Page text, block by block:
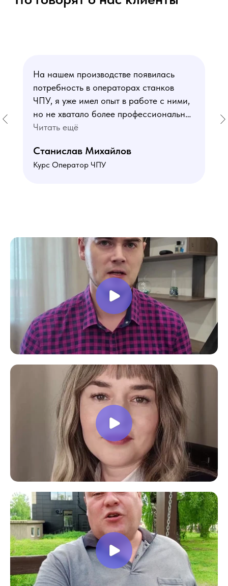
На нашем производстве появилась
потребность в операторах станков
ЧПУ, я уже имел опыт в работе с ними,
но не хватало более профессиональных
знаний. В курсе мне понравился блок
и программированию - это как раз то,
чего мне не хватало. Преподаватели
доволен, в работе всё пригодилось!
Читать ещё
Станислав Михайлов
Курс Оператор ЧПУ